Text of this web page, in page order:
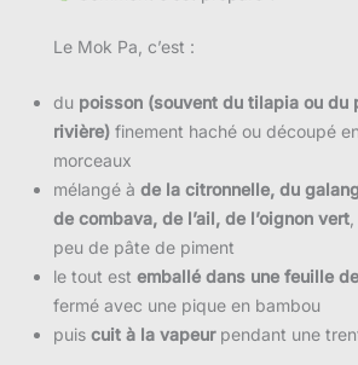
Le Mok Pa, c’est :
du poisson (souvent du tilapia ou du
rivière) finement haché ou découpé
morceaux
mélangé à de la citronnelle, du
de combava, de l’ail, de l’oignon vert
peu de pâte de piment
le tout est emballé dans une feuille
fermé avec une pique en bambou
puis cuit à la vapeurpendant une